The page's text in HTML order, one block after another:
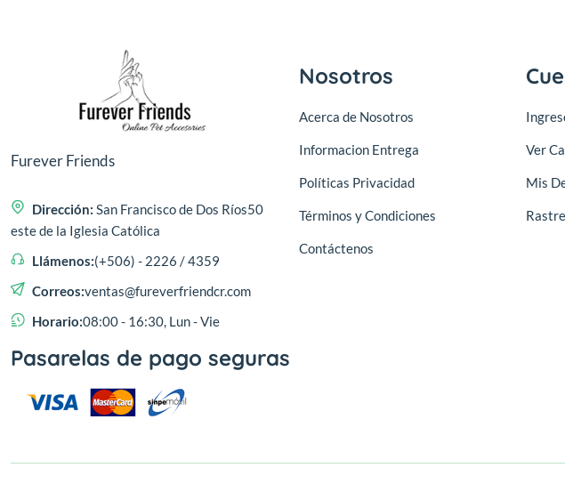
Furever Friends
Dirección: San Francisco de Dos Ríos50
este de la Iglesia Católica
Llámenos:(+506) - 2226 / 4359
Correos:ventas@fureverfriendcr.com
Horario:08:00 - 16:30, Lun - Vie
Nosotros
Acerca de Nosotros
Informacion Entrega
Políticas Privacidad
Términos y Condiciones
Contáctenos
Ver
Mis
Pasarelas de pago seguras